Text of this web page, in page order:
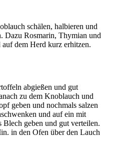
schälen, halbieren und
Dazu Rosmarin, Thymian und
dem Herd kurz erhitzen.
abgießen und gut
zu dem Knoblauch und
geben und nochmals salzen
und auf ein mit
Blech geben und gut verteilen.
in den Ofen über den Lauch